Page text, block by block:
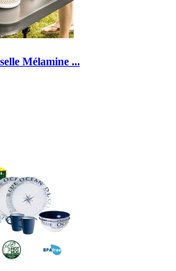
Mélamine ...